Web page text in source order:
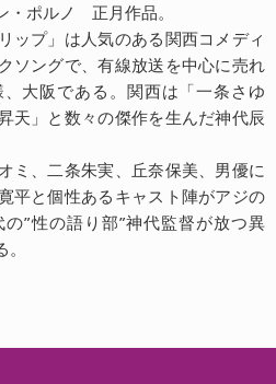
・ポルノ 正月作品。
ップ」は人気のある関西コメディ
ソングで、有線放送を中心に売れ
大阪である。関西は「一条さゆ
天」と数々の傑作を生んだ神代辰
ミ、二条朱実、丘奈保美、男優に
平と個性あるキャスト陣がアジの
”性の語り部”神代監督が放つ異